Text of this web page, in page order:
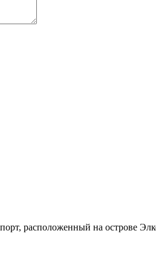
расположенный на острове